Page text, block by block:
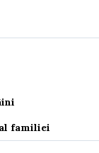
familiei